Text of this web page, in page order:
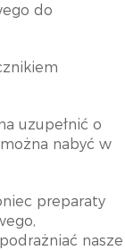
do
uzupełnić o
nabyć w
preparaty
nasze